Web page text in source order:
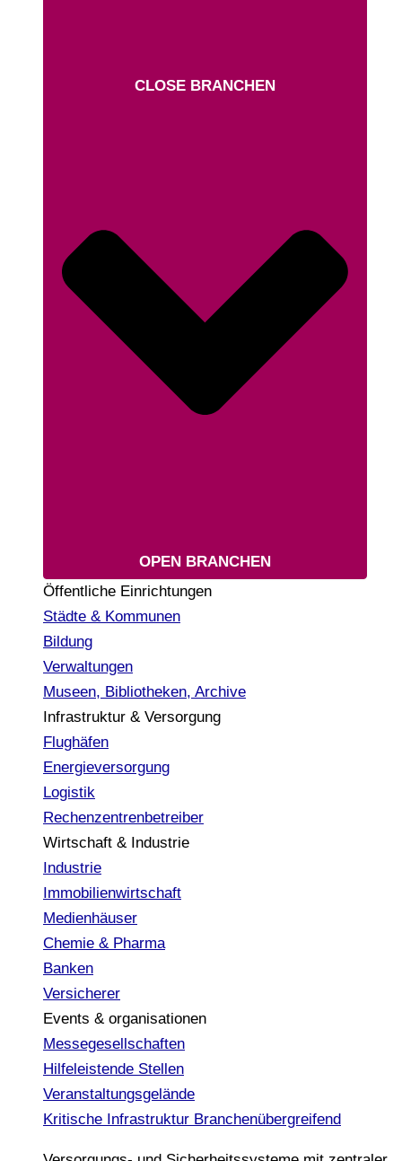
CLOSE BRANCHEN
OPEN BRANCHEN
Öffentliche Einrichtungen
Städte & Kommunen
Bildung
Verwaltungen
Museen, Bibliotheken, Archive
Infrastruktur & Versorgung
Flughäfen
Energieversorgung
Logistik
Rechenzentrenbetreiber
Wirtschaft & Industrie
Industrie
Immobilienwirtschaft
Medienhäuser
Chemie & Pharma
Banken
Versicherer
Events & organisationen
Messegesellschaften
Hilfeleistende Stellen
Veranstaltungsgelände
Kritische Infrastruktur Branchenübergreifend